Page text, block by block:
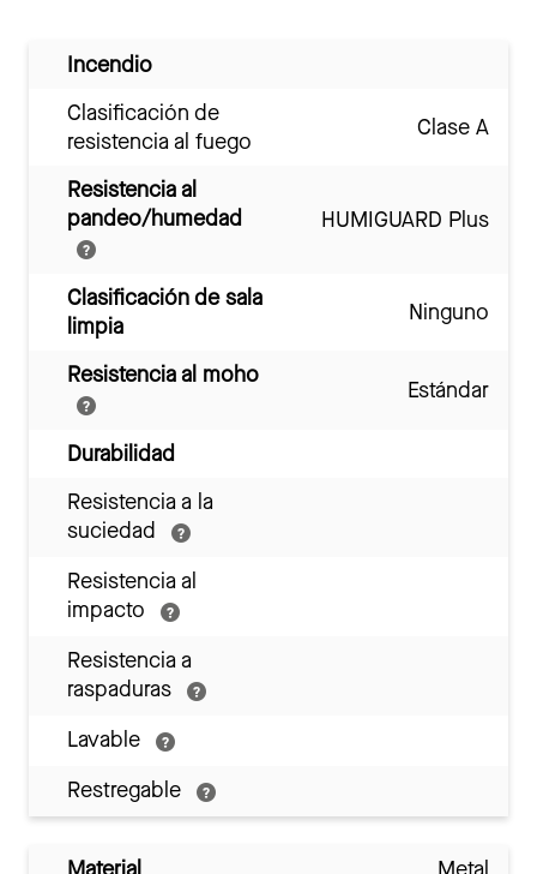
Incendio
Clasificación de
resistencia al fuego
Clase A
Resistencia al
pandeo/humedad
HUMIGUARD Plus
Clasificación de sala
limpia
Ninguno
Resistencia al moho
Estándar
Durabilidad
Resistencia a la
suciedad
Resistencia al
impacto
Resistencia a
raspaduras
Lavable
Restregable